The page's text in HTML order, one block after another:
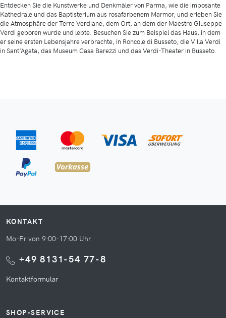
Entdecken Sie die Kunstwerke und Denkmäler von Parma, wie die imposante
Kathedrale und das Baptisterium aus rosafarbenem Marmor, und erleben Sie
die Atmosphäre der Terre Verdiane, dem Ort, an dem der Maestro Giuseppe
Verdi geboren wurde und lebte. Besuchen Sie zum Beispiel das Haus, in dem
er seine ersten Lebensjahre verbrachte, in Roncole di Busseto, die Villa Verdi
in Sant’Agata, das Museum Casa Barezzi und das Verdi-Theater in Busseto.
KONTAKT
Mo-Fr von 9:00-17:00 Uhr
+49 8131-54 77-8
Kontaktformular
SHOP-SERVICE